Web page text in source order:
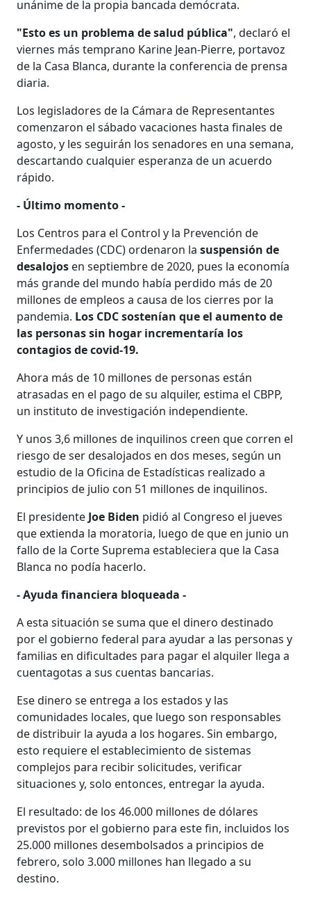
unánime de la propia bancada demócrata.
"Esto es un problema de salud pública", declaró el
viernes más temprano Karine Jean-Pierre, portavoz
de la Casa Blanca, durante la conferencia de prensa
diaria.
Los legisladores de la Cámara de Representantes
comenzaron el sábado vacaciones hasta finales de
agosto, y les seguirán los senadores en una semana,
descartando cualquier esperanza de un acuerdo
rápido.
- Último momento -
Los Centros para el Control y la Prevención de
Enfermedades (CDC) ordenaron lasuspensión de
desalojos en septiembre de 2020, pues la economía
más grande del mundo había perdido más de 20
millones de empleos a causa de los cierres por la
pandemia. Los CDC sostenían que el aumento de
las personas sin hogar incrementaría los
contagios de covid-19.
Ahora más de 10 millones de personas están
atrasadas en el pago de su alquiler, estima el CBPP,
un instituto de investigación independiente.
Y unos 3,6 millones de inquilinos creen que corren el
riesgo de ser desalojados en dos meses, según un
estudio de la Oficina de Estadísticas realizado a
principios de julio con 51 millones de inquilinos.
El presidente Joe Biden pidió al Congreso el jueves
que extienda la moratoria, luego de que en junio un
fallo de la Corte Suprema estableciera que la Casa
Blanca no podía hacerlo.
- Ayuda financiera bloqueada -
A esta situación se suma que el dinero destinado
por el gobierno federal para ayudar a las personas y
familias en dificultades para pagar el alquiler llega a
cuentagotas a sus cuentas bancarias.
Ese dinero se entrega a los estados y las
comunidades locales, que luego son responsables
de distribuir la ayuda a los hogares. Sin embargo,
esto requiere el establecimiento de sistemas
complejos para recibir solicitudes, verificar
situaciones y, solo entonces, entregar la ayuda.
El resultado: de los 46.000 millones de dólares
previstos por el gobierno para este fin, incluidos los
25.000 millones desembolsados a principios de
febrero, solo 3.000 millones han llegado a su
destino.